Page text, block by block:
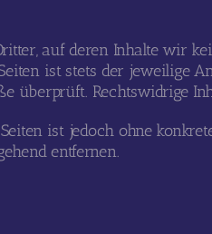
auf deren Inhalte wir
ist stets der jeweilige
überprüft. Rechtswidrige
ist jedoch ohne
entfernen.